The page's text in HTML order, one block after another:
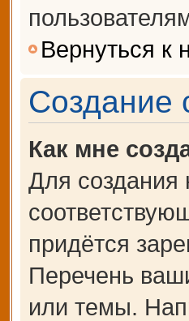
Вернуться к
Создание
Как мне
Для
придётся
Перечень
или темы.